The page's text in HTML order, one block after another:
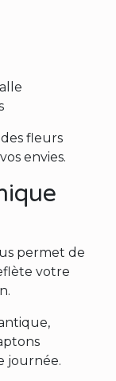
fleurs
envies.
permet de
votre
journée.